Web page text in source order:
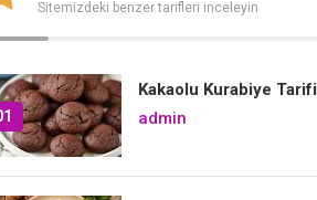
Sitemizdeki benzer tarifleri inceleyin
Kakaolu Kurabiye Tarifi
admin